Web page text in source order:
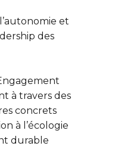
et
des
à travers des
concrets
à l’écologie
durable